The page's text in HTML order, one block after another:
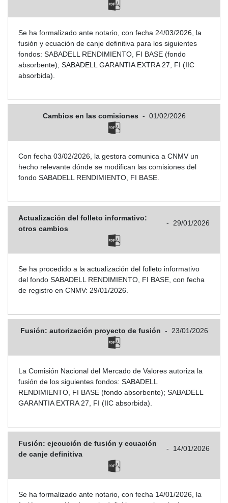
Se ha formalizado ante notario, con fecha 24/03/2026, la
fusión y ecuación de canje definitiva para los siguientes
fondos: SABADELL RENDIMIENTO, FI BASE (fondo
absorbente); SABADELL GARANTIA EXTRA 27, FI (IIC
absorbida).
Cambios en las comisiones - 01/02/2026
Con fecha 03/02/2026, la gestora comunica a CNMV un
hecho relevante dónde se modifican las comisiones del
fondo SABADELL RENDIMIENTO, FI BASE.
Actualización del folleto informativo:
otros cambios
- 29/01/2026
Se ha procedido a la actualización del folleto informativo
del fondo SABADELL RENDIMIENTO, FI BASE, con fecha
de registro en CNMV: 29/01/2026.
Fusión: autorización proyecto de fusión - 23/01/2026
La Comisión Nacional del Mercado de Valores autoriza la
fusión de los siguientes fondos: SABADELL
RENDIMIENTO, FI BASE (fondo absorbente); SABADELL
GARANTIA EXTRA 27, FI (IIC absorbida).
Fusión: ejecución de fusión y ecuación
de canje definitiva
- 14/01/2026
Se ha formalizado ante notario, con fecha 14/01/2026, la